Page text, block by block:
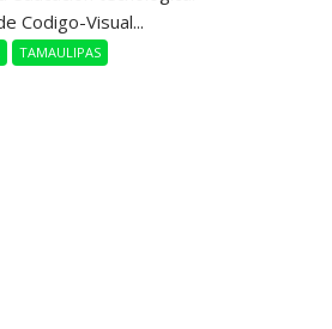
Codigo-Visual...
TAMAULIPAS